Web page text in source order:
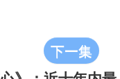
下一集